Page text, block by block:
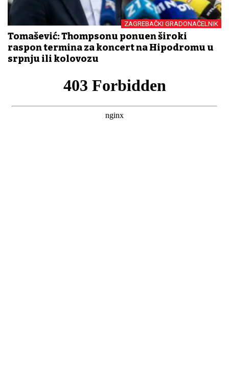
ZAGREBAČKI GRADONAČELNIK
Tomašević: Thompsonu ponuđen široki
raspon termina za koncert na Hipodromu u
srpnju ili kolovozu